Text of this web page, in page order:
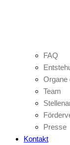
FAQ
Organe
Team
Presse
Kontakt